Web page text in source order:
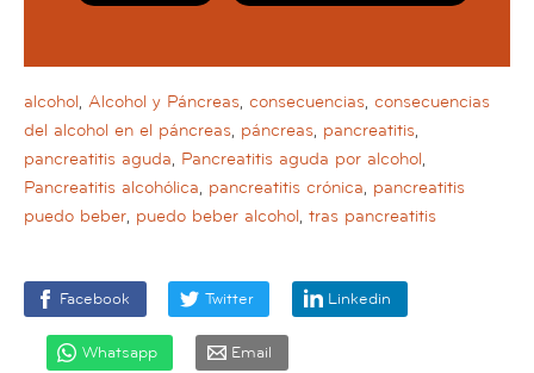
alcohol, Alcohol y Páncreas, consecuencias, consecuencias
del alcohol en el páncreas, páncreas, pancreatitis,
pancreatitis aguda, Pancreatitis aguda por alcohol,
Pancreatitis alcohólica, pancreatitis crónica, pancreatitis
puedo beber, puedo beber alcohol, tras pancreatitis
Facebook Twitter Linkedin
Whatsapp Email